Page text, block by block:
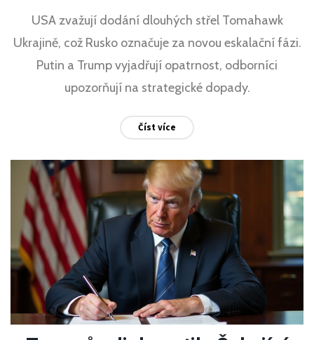
USA zvažují dodání dlouhých střel Tomahawk
Ukrajině, což Rusko označuje za novou eskalační fázi.
Putin a Trump vyjadřují opatrnost, odborníci
upozorňují na strategické dopady.
Číst více